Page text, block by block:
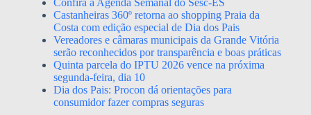
Castanheiras 360º retorna ao shopping Praia da
Costa com edição especial de Dia dos Pais
Vereadores e câmaras municipais da Grande Vitória
serão reconhecidos por transparência e boas práticas
Quinta parcela do IPTU 2026 vence na próxima
segunda-feira, dia 10
Dia dos Pais: Procon dá orientações para
consumidor fazer compras seguras